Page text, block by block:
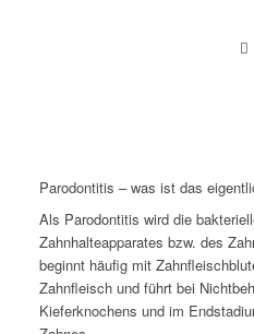
Parodontitis – was ist das
Als Parodontitis wird die
Zahnhalteapparates bzw. des
beginnt häufig mit
Zahnfleisch und führt bei
Kieferknochens und im